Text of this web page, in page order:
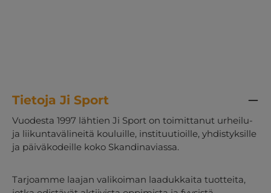
Tietoja Ji Sport
Vuodesta 1997 lähtien Ji Sport on toimittanut urheilu-
ja liikuntavälineitä kouluille, instituutioille, yhdistyksille
ja päiväkodeille koko Skandinaviassa.
Tarjoamme laajan valikoiman laadukkaita tuotteita,